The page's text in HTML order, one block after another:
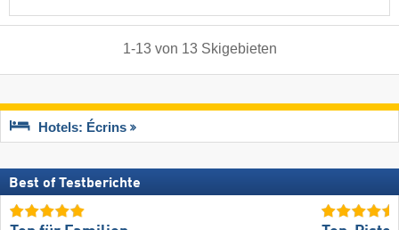
1-13von 13 Skigebieten
Hotels: Écrins
Best of Testberichte